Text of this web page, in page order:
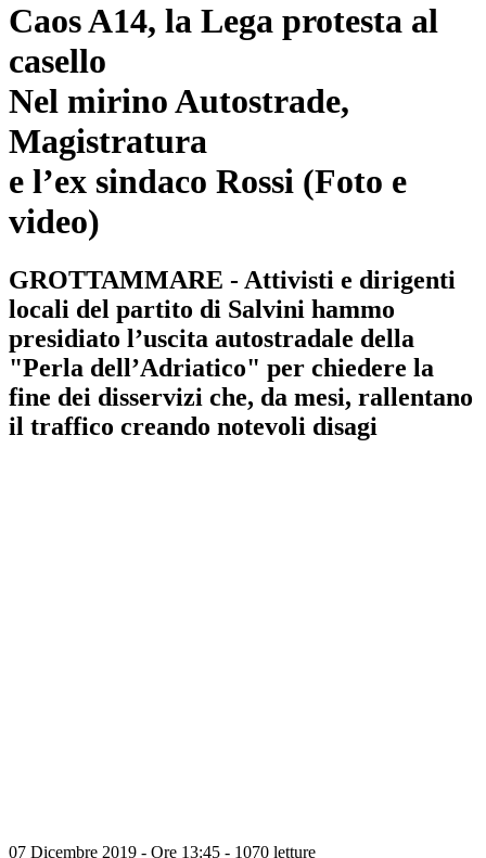
Caos A14, la Lega protesta al
casello
Nel mirino Autostrade,
Magistratura
e l’ex sindaco Rossi (Foto e
video)
GROTTAMMARE - Attivisti e dirigenti
locali del partito di Salvini hammo
presidiato l’uscita autostradale della
"Perla dell’Adriatico" per chiedere la
fine dei disservizi che, da mesi, rallentano
il traffico creando notevoli disagi
07 Dicembre 2019 - Ore 13:45 - 1070 letture